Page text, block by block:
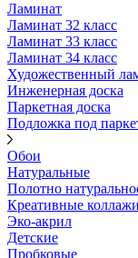
Ламинат
Ламинат 32 класс
Ламинат 33 класс
Ламинат 34 класс
Художественный
Инженерная доска
Паркетная доска
Подложка под
Обои
Натуральные
Полотно
Креативные коллажи
Эко-акрил
Детские
Пробковые